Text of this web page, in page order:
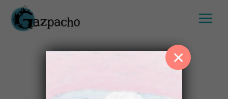
Salta
contenuto
VIENI BABBO
×